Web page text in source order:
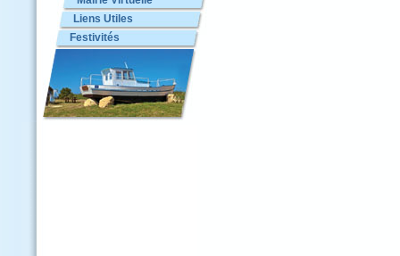
Liens Utiles
Festivités